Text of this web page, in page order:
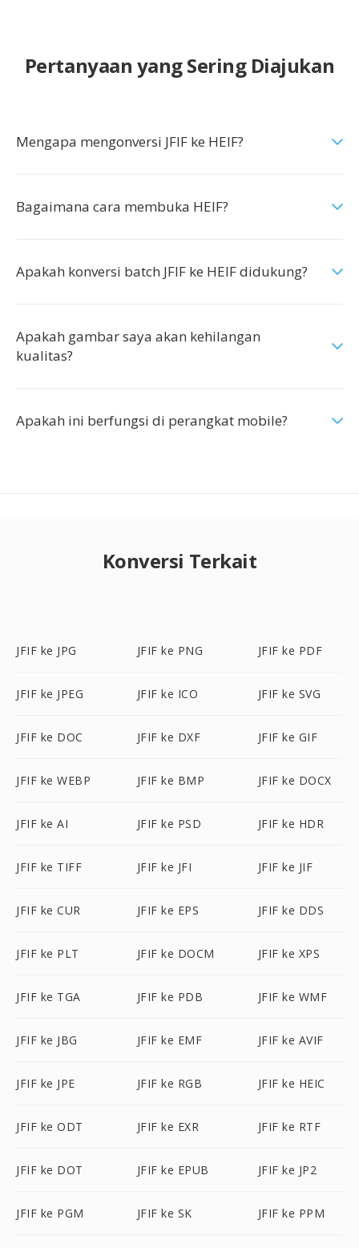
Pertanyaan yang Sering Diajukan
Mengapa mengonversi JFIF ke HEIF?
Bagaimana cara membuka HEIF?
Apakah konversi batch JFIF ke HEIF didukung?
Apakah gambar saya akan kehilangan
kualitas?
Apakah ini berfungsi di perangkat mobile?
Konversi Terkait
JFIF ke JPG JFIF ke PNG JFIF ke PDF
JFIF ke JPEG JFIF ke ICO JFIF ke SVG
JFIF ke DOC JFIF ke DXF JFIF ke GIF
JFIF ke WEBP JFIF ke BMP JFIF ke DOCX
JFIF ke AI JFIF ke PSD JFIF ke HDR
JFIF ke TIFF JFIF ke JFI JFIF ke JIF
JFIF ke CUR JFIF ke EPS JFIF ke DDS
JFIF ke PLT JFIF ke DOCM JFIF ke XPS
JFIF ke TGA JFIF ke PDB JFIF ke WMF
JFIF ke JBG JFIF ke EMF JFIF ke AVIF
JFIF ke JPE JFIF ke RGB JFIF ke HEIC
JFIF ke ODT JFIF ke EXR JFIF ke RTF
JFIF ke DOT JFIF ke EPUB JFIF ke JP2
JFIF ke PGM JFIF ke SK JFIF ke PPM